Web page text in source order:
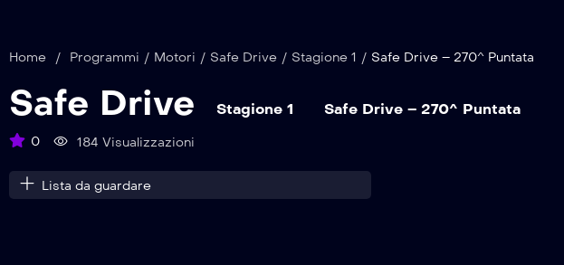
Home / Programmi / Motori / Safe Drive / Stagione 1 / Safe Drive – 270^ Puntata
Safe Drive Stagione 1 Safe Drive – 270^ Puntata
0 184 Visualizzazioni
Lista da guardare